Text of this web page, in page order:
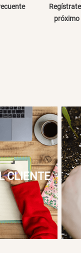
próximo
CLIENTE